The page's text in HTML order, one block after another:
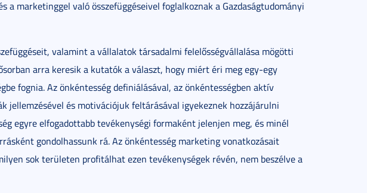
a marketinggel való összefüggéseivel foglalkoznak a Gazdaságtudományi
valamint a vállalatok társadalmi felelősségvállalása mögötti
arra keresik a kutatók a választ, hogy miért éri meg egy-egy
fognia. Az önkéntesség definiálásával, az önkéntességben aktív
jellemzésével és motivációjuk feltárásával igyekeznek hozzájárulni
egyre elfogadottabb tevékenységi formaként jelenjen meg, és minél
gondolhassunk rá. Az önkéntesség marketing vonatkozásait
sok területen profitálhat ezen tevékenységek révén, nem beszélve a